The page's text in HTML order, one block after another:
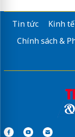
Tin tức Kinh tế
Chính sách &